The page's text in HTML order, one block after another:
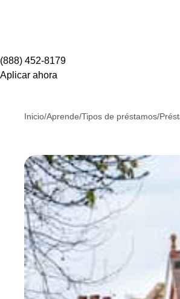
(888) 452-8179
Aplicar ahora
Inicio/Aprende/Tipos de préstamos/